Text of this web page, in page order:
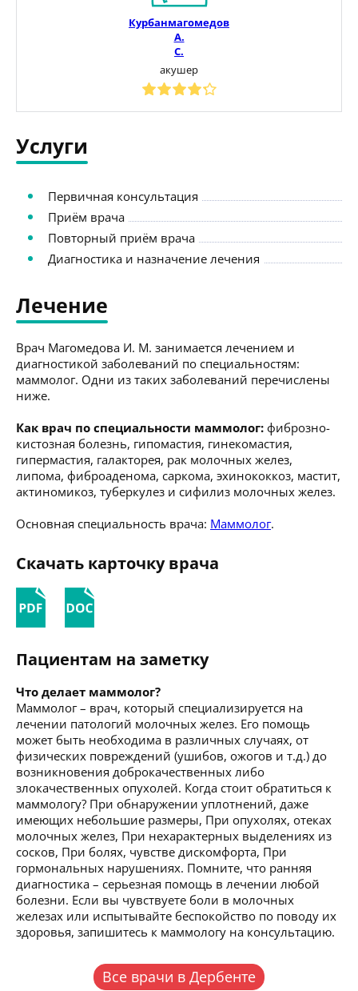
Курбанмагомедов
А.
С.
акушер
Услуги
Первичная консультация
Приём врача
Повторный приём врача
Диагностика и назначение лечения
Лечение
Врач Магомедова И. М. занимается лечением и
диагностикой заболеваний по специальностям:
маммолог. Одни из таких заболеваний перечислены
ниже.
Как врач по специальности маммолог: фиброзно-
кистозная болезнь, гипомастия, гинекомастия,
гипермастия, галакторея, рак молочных желез,
липома, фиброаденома, саркома, эхинококкоз, мастит,
актиномикоз, туберкулез и сифилиз молочных желез.
Основная специальность врача: Маммолог.
Скачать карточку врача
Пациентам на заметку
Что делает маммолог?
Маммолог – врач, который специализируется на
лечении патологий молочных желез. Его помощь
может быть необходима в различных случаях, от
физических повреждений (ушибов, ожогов и т.д.) до
возникновения доброкачественных либо
злокачественных опухолей. Когда стоит обратиться к
маммологу? При обнаружении уплотнений, даже
имеющих небольшие размеры, При опухолях, отеках
молочных желез, При нехарактерных выделениях из
сосков, При болях, чувстве дискомфорта, При
гормональных нарушениях. Помните, что ранняя
диагностика – серьезная помощь в лечении любой
болезни. Если вы чувствуете боли в молочных
железах или испытывайте беспокойство по поводу их
здоровья, запишитесь к маммологу на консультацию.
Все врачи в Дербенте